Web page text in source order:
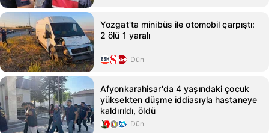
Yozgat'ta minibüs ile otomobil çarpıştı:
2 ölü 1 yaralı
Dün
Afyonkarahisar'da 4 yaşındaki çocuk
yüksekten düşme iddiasıyla hastaneye
kaldırıldı, öldü
Dün